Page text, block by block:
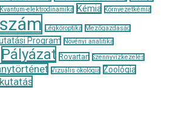
Kvantum-elektrodinamika Kémia Környezetkémia
Légköroptika
Mezőgazdaság
Program Növényi analitika
Pályázat Rovartan Szennyvízkezelés
Vizuális ökológia Zoológia